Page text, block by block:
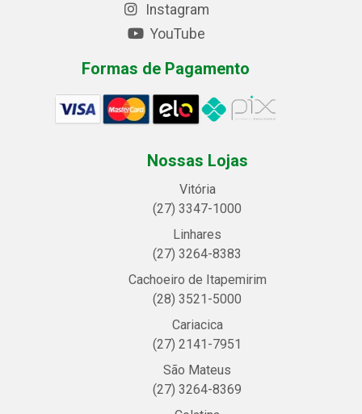
Instagram
YouTube
Formas de Pagamento
Nossas Lojas
Vitória
(27) 3347-1000
Linhares
(27) 3264-8383
Cachoeiro de Itapemirim
(28) 3521-5000
Cariacica
(27) 2141-7951
São Mateus
(27) 3264-8369